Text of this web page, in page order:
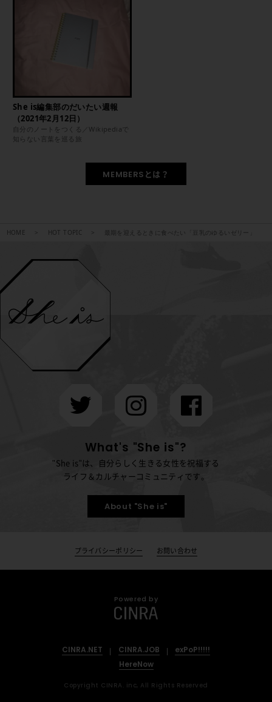
She is編集部のだいたい週報
（2021年2月12日）
自分のノートをつくる／Wikipediaで
知らない言葉を巡る旅
MEMBERSとは？
HOME HOT TOPIC 最期を迎えるときに食べたい「豆乳のゆるいゼリー」
What's "She is"?
"She is"は、自分らしく生きる女性を祝福する
ライフ＆カルチャーコミュニティです。
About "She is"
プライバシーポリシー お問い合わせ
Powered by
CINRA.NET CINRA.JOB
exPoP!!!!!
HereNow
Copyright CINRA. inc, All Rights Reserved